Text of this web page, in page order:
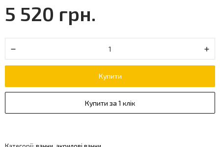
5 520 грн.
Купити
Купити за 1 клік